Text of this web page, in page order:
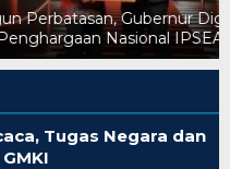
Gubernur Diguyur
Nasional IPSEA 2026
Tugas Negara dan